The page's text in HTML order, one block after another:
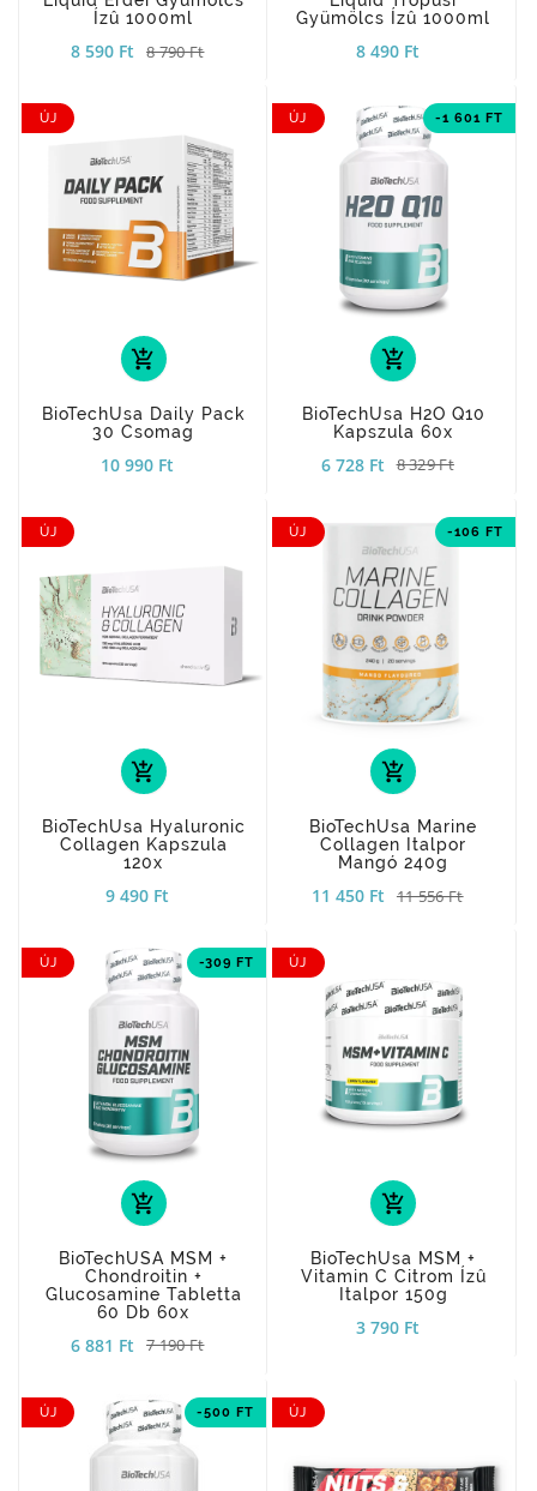
Ízû 1000ml
8 590 Ft 8 790 Ft
Gyümölcs Ízû 1000ml
8 490 Ft
ÚJ
add_shopping_cart
BioTechUsa Daily Pack
30 Csomag
10 990 Ft
ÚJ -1 601 FT
add_shopping_cart
BioTechUsa H2O Q10
Kapszula 60x
6 728 Ft 8 329 Ft
ÚJ
add_shopping_cart
BioTechUsa Hyaluronic
Collagen Kapszula
120x
9 490 Ft
ÚJ -106 FT
add_shopping_cart
BioTechUsa Marine
Collagen Italpor
Mangó 240g
11 450 Ft 11 556 Ft
ÚJ -309 FT
add_shopping_cart
BioTechUSA MSM +
Chondroitin +
Glucosamine Tabletta
60 Db 60x
6 881 Ft 7 190 Ft
ÚJ
add_shopping_cart
BioTechUsa MSM +
Vitamin C Citrom Ízû
Italpor 150g
3 790 Ft
ÚJ -500 FT ÚJ